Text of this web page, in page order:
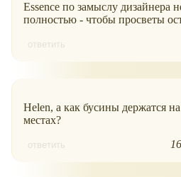
Essence по замыслу дизайнера
полностью - чтобы просветы
ответить
Helen, а как бусины держатся
местах?
ответить